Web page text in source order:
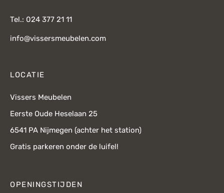
Tel.: 024 377 21 11
info@vissersmeubelen.com
LOCATIE
Vissers Meubelen
Eerste Oude Heselaan 25
6541 PA Nijmegen (achter het station)
Gratis parkeren onder de luifel!
OPENINGSTIJDEN